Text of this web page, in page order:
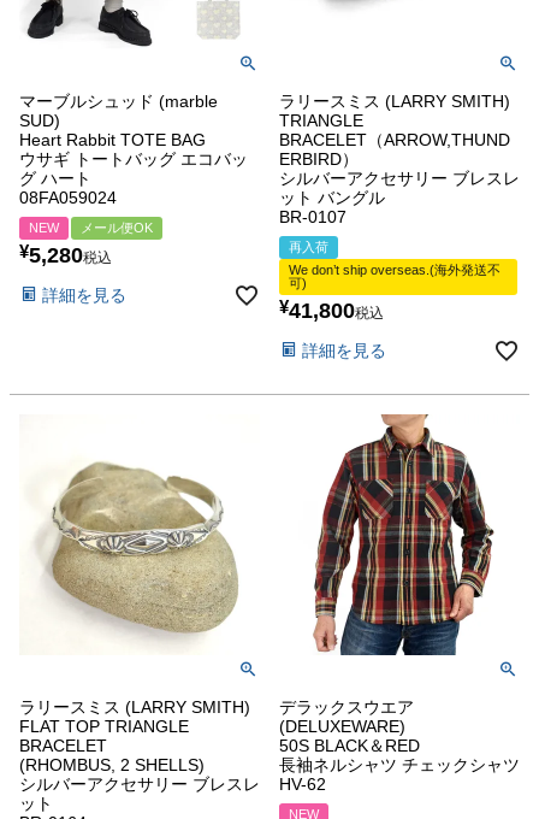
マーブルシュッド (marble
SUD)
Heart Rabbit TOTE BAG
ウサギ トートバッグ エコバッ
グ ハート
08FA059024
NEW メール便OK
¥5,280税込
詳細を見る
ラリースミス (LARRY SMITH)
TRIANGLE
BRACELET（ARROW,THUND
ERBIRD）
シルバーアクセサリー ブレスレ
ット バングル
BR-0107
再入荷
We don’t ship overseas.(海外発送不
可)
¥41,800税込
詳細を見る
ラリースミス (LARRY SMITH)
FLAT TOP TRIANGLE
BRACELET
(RHOMBUS, 2 SHELLS)
シルバーアクセサリー ブレスレ
ット
デラックスウエア
(DELUXEWARE)
50S BLACK＆RED
長袖ネルシャツ チェックシャツ
HV-62
NEW